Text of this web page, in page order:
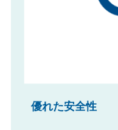
優れた安全性